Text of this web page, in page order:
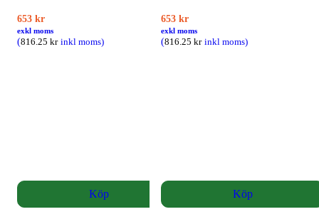
653 kr
exkl moms
(816.25 kr inkl moms)
Köp
653kr
exkl moms
(816.25kr inkl moms)
Köp